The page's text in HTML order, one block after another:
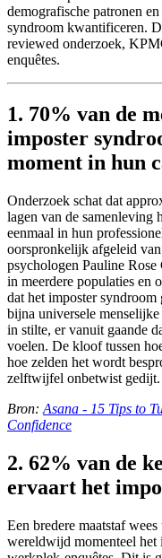
demografische patronen
syndroom kwantificeren.
reviewed onderzoek,
enquêtes.
1. 70% van de
imposter
moment in hun
Onderzoek schat dat
lagen van de samenleving
eenmaal in hun
oorspronkelijk afgeleid
psychologen Pauline Rose
in meerdere populaties en
dat het imposter syndroom
bijna universele
in stilte, er vanuit gaande
voelen. De kloof tussen
hoe zelden het wordt
zelftwijfel onbetwist gedijt.
Bron: Asana - 15 Tips to
Confidence
2. 62% van de
ervaart het
Een bredere maatstaf
wereldwijd momenteel het